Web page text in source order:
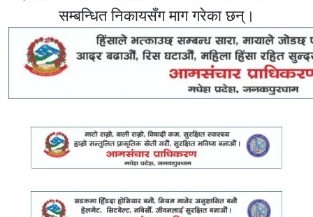
सम्बन्धित निकायसँग माग गरेका छन्।